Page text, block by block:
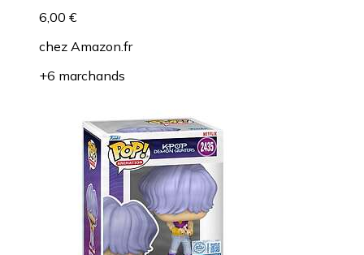
6,00 €
chez Amazon.fr
+6 marchands